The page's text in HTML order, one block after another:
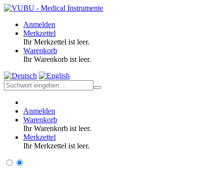
Anmelden
Merkzettel
Ihr Merkzettel ist leer.
Warenkorb
Ihr Warenkorb ist leer.
Anmelden
Warenkorb
Ihr Warenkorb ist leer.
Merkzettel
Ihr Merkzettel ist leer.